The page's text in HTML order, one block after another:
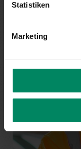
Statistiken
Marketing